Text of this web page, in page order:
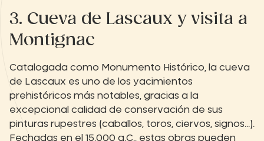
3. Cueva de Lascaux y visita a
Montignac
Catalogada como Monumento Histórico, la cueva
de Lascaux es uno de los yacimientos
prehistóricos más notables, gracias a la
excepcional calidad de conservación de sus
pinturas rupestres (caballos, toros, ciervos, signos...).
Fechadas en el 15.000 a.C., estas obras pueden